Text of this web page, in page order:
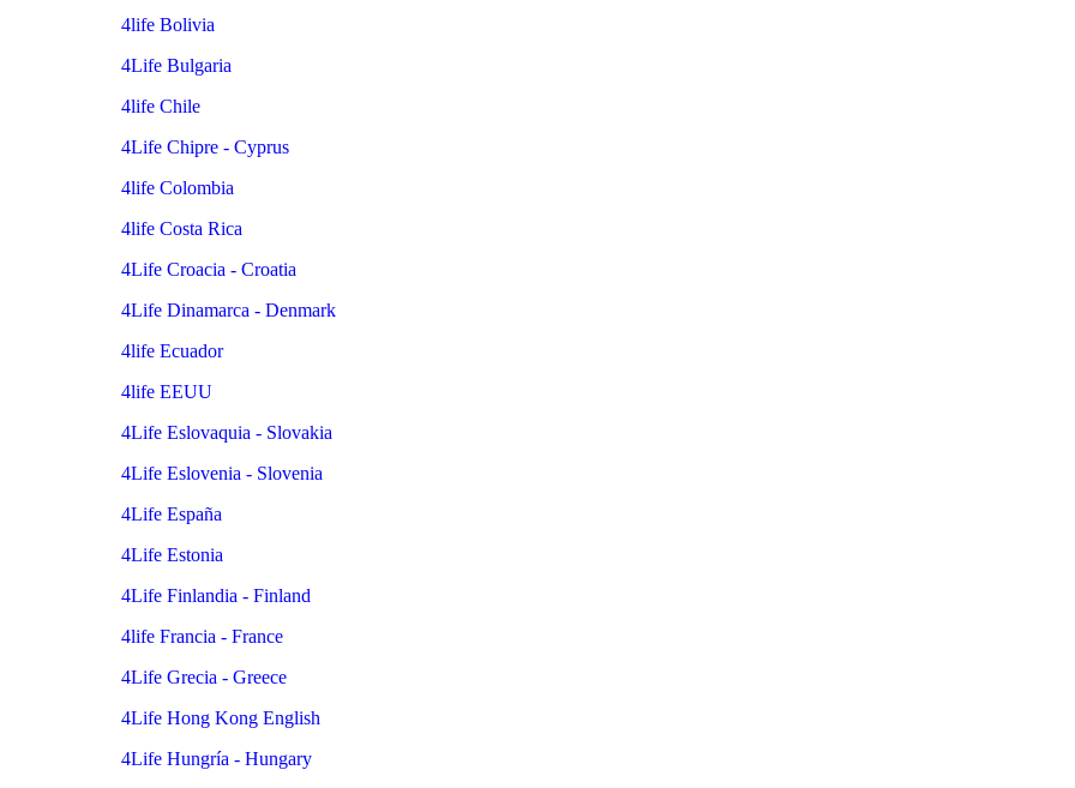
4life Bolivia
4Life Bulgaria
4life Chile
4Life Chipre - Cyprus
4life Colombia
4life Costa Rica
4Life Croacia - Croatia
4Life Dinamarca - Denmark
4life Ecuador
4life EEUU
4Life Eslovaquia - Slovakia
4Life Eslovenia - Slovenia
4Life España
4Life Estonia
4Life Finlandia - Finland
4life Francia - France
4Life Grecia - Greece
4Life Hong Kong English
4Life Hungría - Hungary